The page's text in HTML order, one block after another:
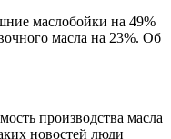
маслобойки на 49%
масла на 23%. Об
производства масла
новостей люди